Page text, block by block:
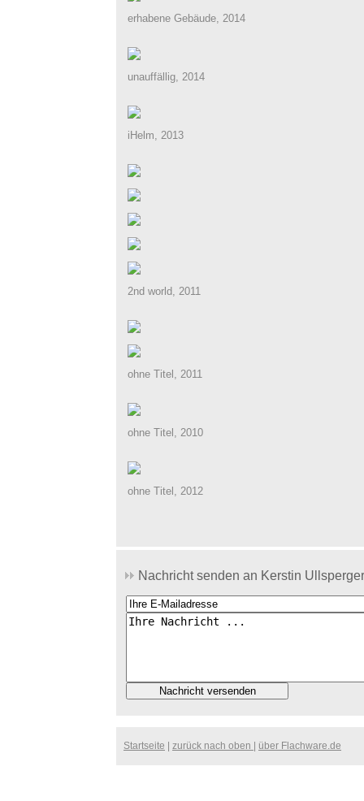
erhabene Gebäude, 2014
unauffällig, 2014
iHelm, 2013
2nd world, 2011
ohne Titel, 2011
ohne Titel, 2010
ohne Titel, 2012
Nachricht senden an Kerstin
Startseite zurück nach oben über Flachware.de